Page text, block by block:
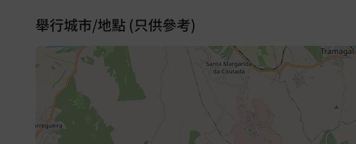
舉行城市/地點 (只供參考)